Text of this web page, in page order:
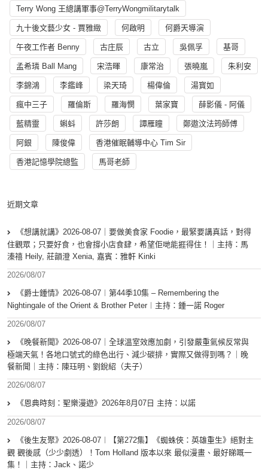
Terry Wong 王總講軍事@TerryWongmilitarytalk
九十後文藝少女 - 賈雅緻 何啟明 何爵天導演
午夜工作者 Benny 古庄辰 古立 吳佩孚 基哥
孟希璘 Ball Mang 宋浩暉 康常治 張曉嵐 朱利安
李錦鴻 李鑑峰 梁天琦 楊偉倫 湯寳如
瘋中三子 羅倫斯 羅海憫 葉家寶 薛影儀 - 阿儀
藍精靈 蝌蚪 許莎朗 譚雁瞳 鄭遨汶法筠師傅
阿銀 陳俊偉 香港催眠輔導中心 Tim Sir
香港記憶學院總監 馬哥老師
近期文章
《想講就講》2026-08-07｜要做美食家 Foodie，最緊要講真話，對得
住觀眾；只要好食，也會撐小店食肆，希望佢哋能捱得住！｜主持：馬
溱禧 Heily, 莊韻澄 Xenia, 嘉賓：雅軒 Kinki
2026/08/07
《爵士鍾情》2026-08-07︱第44季10集 – Remembering the
Nightingale of the Orient & Brother Peter︱主持：鍾一諾 Roger
2026/08/07
《晚餐新聞》2026-08-07｜全球溫室效應加劇，引發嚴重氣候反常與
極端天氣！各地口號式的綠色出行、減少碳排，實際又做得到嗎？｜晚
餐新聞｜主持：陳珏明、劉銳紹（夫子）
2026/08/07
《恩典時刻：聖樂漫遊》2026年8月07日 主持：以諾
2026/08/07
《後生友聚》2026-08-07︱【第272集】《蜘蛛俠：英雄重生》絕對主
觀 觀後感（少少劇透）！Tom Holland 版本以來 最似漫畫、最好睇嘅一
集！｜主持：Jack、諾少